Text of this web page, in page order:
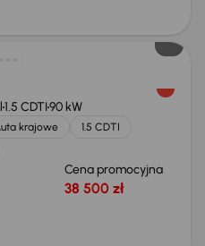
1.5 CDTI90 kW
krajowe
1.5 CDTI
Cena promocyjna
38 500 zł